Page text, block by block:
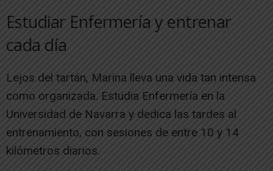
Estudiar Enfermería y entrenar
cada día
Lejos del tartán, Marina lleva una vida tan intensa
como organizada. Estudia Enfermería en la
Universidad de Navarra y dedica las tardes al
entrenamiento, con sesiones de entre 10 y 14
kilómetros diarios.